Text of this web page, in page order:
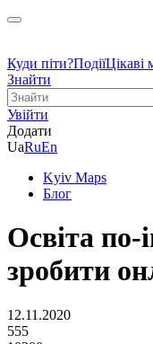
Куди піти?ПодіїЦікаві
Знайти
Увійти
Додати
UaRuEn
Kyiv Maps
Блог
Освіта
зробити
12.11.2020
555